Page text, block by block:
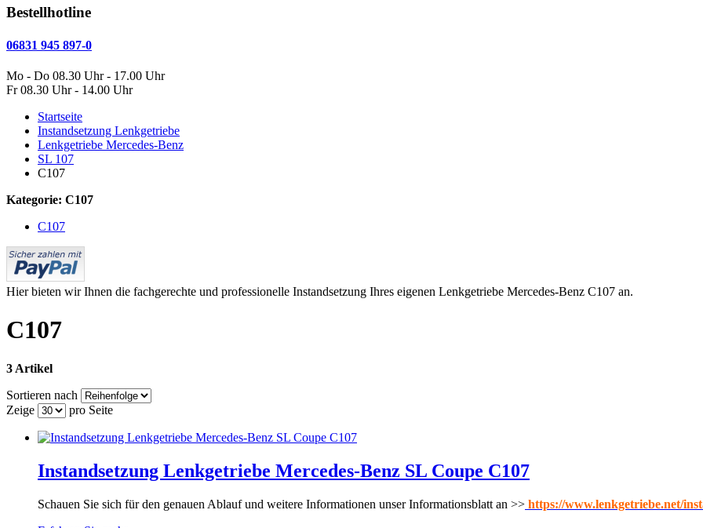
Bestellhotline
06831 945 897-0
Mo - Do 08.30 Uhr - 17.00 Uhr
Fr 08.30 Uhr - 14.00 Uhr
Startseite
Instandsetzung Lenkgetriebe
Lenkgetriebe Mercedes-Benz
SL 107
C107
Kategorie: C107
C107
Hier bieten wir Ihnen die fachgerechte und professionelle Instandsetzung Ihres eigenen Lenkgetriebe Mercedes-Benz C107 an.
C107
3 Artikel
Sortieren nach
Zeige
pro Seite
Instandsetzung Lenkgetriebe Mercedes-Benz SL Coupe C107
Schauen Sie sich für den genauen Ablauf und weitere Informationen unser Informationsblatt an >> https://www.lenkgetriebe.net/